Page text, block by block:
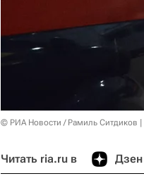
© РИА Новости / Рамиль Ситдиков
Читать ria.ru в Дзен